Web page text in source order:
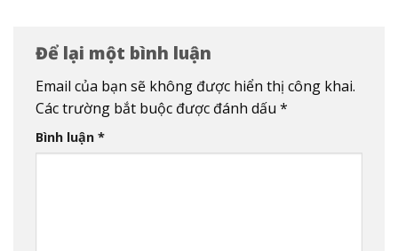
Để lại một bình luận
Email của bạn sẽ không được hiển thị công khai.
Các trường bắt buộc được đánh dấu *
Bình luận *